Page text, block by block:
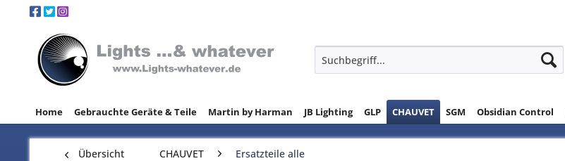
Home Gebrauchte Geräte & Teile Martin by Harman JB Lighting GLP CHAUVET SGM Obsidian Control
Übersicht CHAUVET Ersatzteile alle